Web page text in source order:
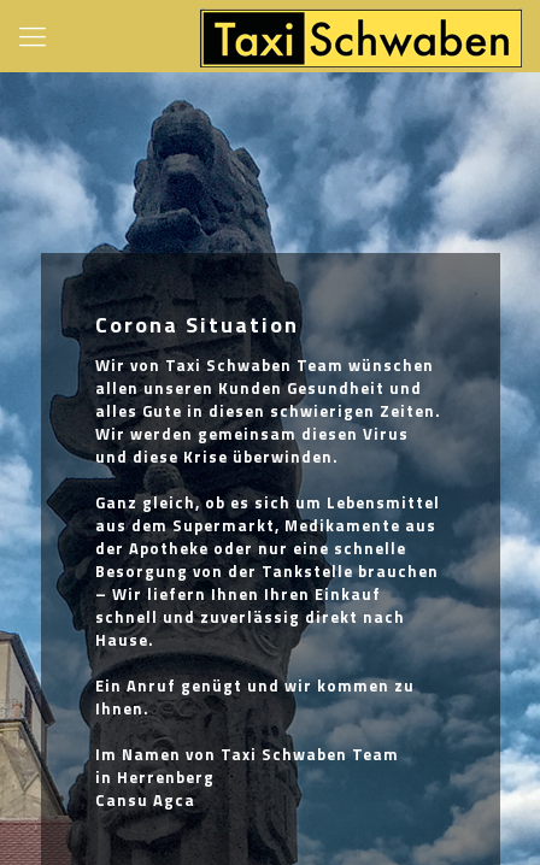
Corona Situation
Wir von Taxi Schwaben Team wünschen
allen unseren Kunden Gesundheit und
alles Gute in diesen schwierigen Zeiten.
Wir werden gemeinsam diesen Virus
und diese Krise überwinden.
Ganz gleich, ob es sich um Lebensmittel
aus dem Supermarkt, Medikamente aus
der Apotheke oder nur eine schnelle
Besorgung von der Tankstelle brauchen
– Wir liefern Ihnen Ihren Einkauf
schnell und zuverlässig direkt nach
Hause.
Ein Anruf genügt und wir kommen zu
Ihnen.
Im Namen von Taxi Schwaben Team
in Herrenberg
Cansu Agca